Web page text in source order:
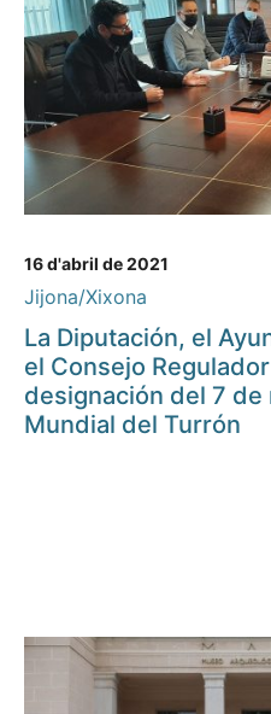
16 d'abril de 2021
Jijona/Xixona
La Diputación, el
el Consejo
designación del 7
Mundial del Turrón